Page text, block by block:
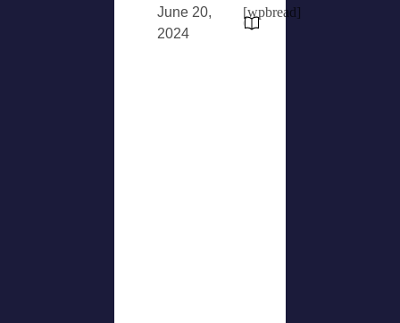
June 20,
2024
[wpbread]